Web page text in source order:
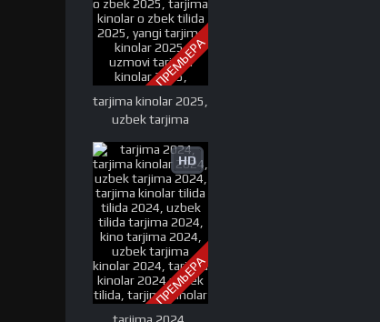
ПРЕМЬЕРА
tarjima kinolar 2025,
uzbek tarjima
kinolar uzbek tilida
2025, tarjima kinolar
o zbek 2025, tarjima
kinolar o zbek tilida
2025, yangi tarjima
kinolar 2025,
uzmovi tarjima
kinolar 2025,
uzmovi com tarjima
kinolar 2025,
HD
ПРЕМЬЕРА
tarjima 2024,